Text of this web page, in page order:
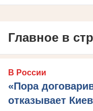
Главное в
В России
«Пора
отказывает